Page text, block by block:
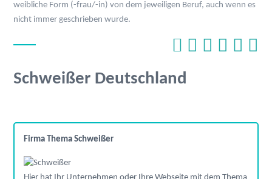
weibliche Form (-frau/-in) von dem jeweiligen Beruf, auch wenn es
nicht immer geschrieben wurde.
Schweißer Deutschland
Firma Thema Schweißer